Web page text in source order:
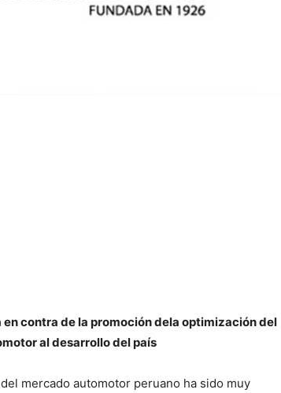
contra de la promoción dela optimización del
al desarrollo del país
mercado automotor peruano ha sido muy